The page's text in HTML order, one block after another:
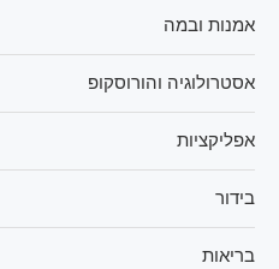
אמנות ובמה
אסטרולוגיה והורוסקופ
אפליקציות
בידור
בריאות